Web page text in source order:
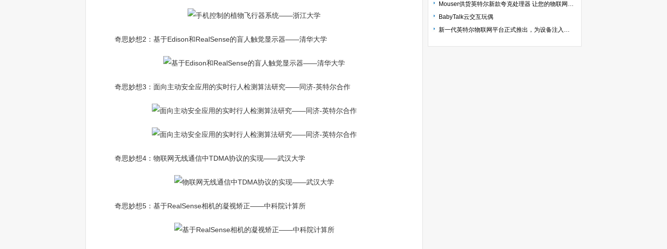
奇思妙想2：基于Edison和RealSense的盲人触觉显示器——清华大学
奇思妙想3：面向主动安全应用的实时行人检测算法研究——同济-英特尔合作
奇思妙想4：物联网无线通信中TDMA协议的实现——武汉大学
奇思妙想5：基于RealSense相机的凝视矫正——中科院计算所
Mouser供货英特尔新款夸克处理器 让您的物联网应用开发如虎添翼
BabyTalk云交互玩偶
新一代英特尔物联网平台正式推出，为设备注入智能互联新动能